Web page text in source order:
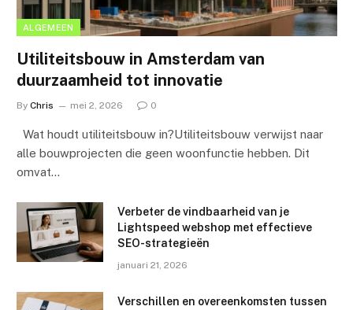
ALGEMEEN
Utiliteitsbouw in Amsterdam van
duurzaamheid tot innovatie
By Chris mei 2, 2026 0
Wat houdt utiliteitsbouw in?Utiliteitsbouw verwijst naar
alle bouwprojecten die geen woonfunctie hebben. Dit
omvat…
Verbeter de vindbaarheid van je
Lightspeed webshop met effectieve
SEO-strategieën
januari 21, 2026
Verschillen en overeenkomsten tussen